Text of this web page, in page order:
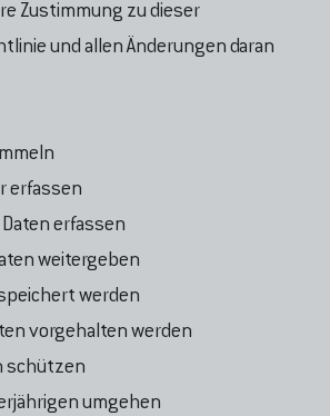
Zustimmung zu dieser
und allen Änderungen daran
erfassen
erfassen
weitergeben
werden
vorgehalten werden
schützen
umgehen